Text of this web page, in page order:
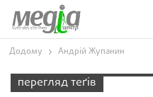
Додому Андрій Жупанин
перегляд теґів